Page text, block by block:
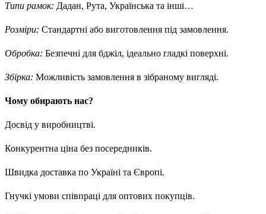
Типи рамок: Дадан, Рута, Українська та інші…
Розміри: Стандартні або виготовлення під замовлення.
Обробка: Безпечні для бджіл, ідеально гладкі поверхні.
Збірка: Можливість замовлення в зібраному вигляді.
Чому обирають нас?
Досвід у виробництві.
Конкурентна ціна без посередників.
Швидка доставка по Україні та Європі.
Гнучкі умови співпраці для оптових покупців.